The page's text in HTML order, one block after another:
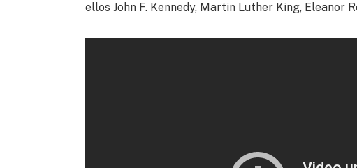
ellos John F. Kennedy, Martin Luther King, Eleanor